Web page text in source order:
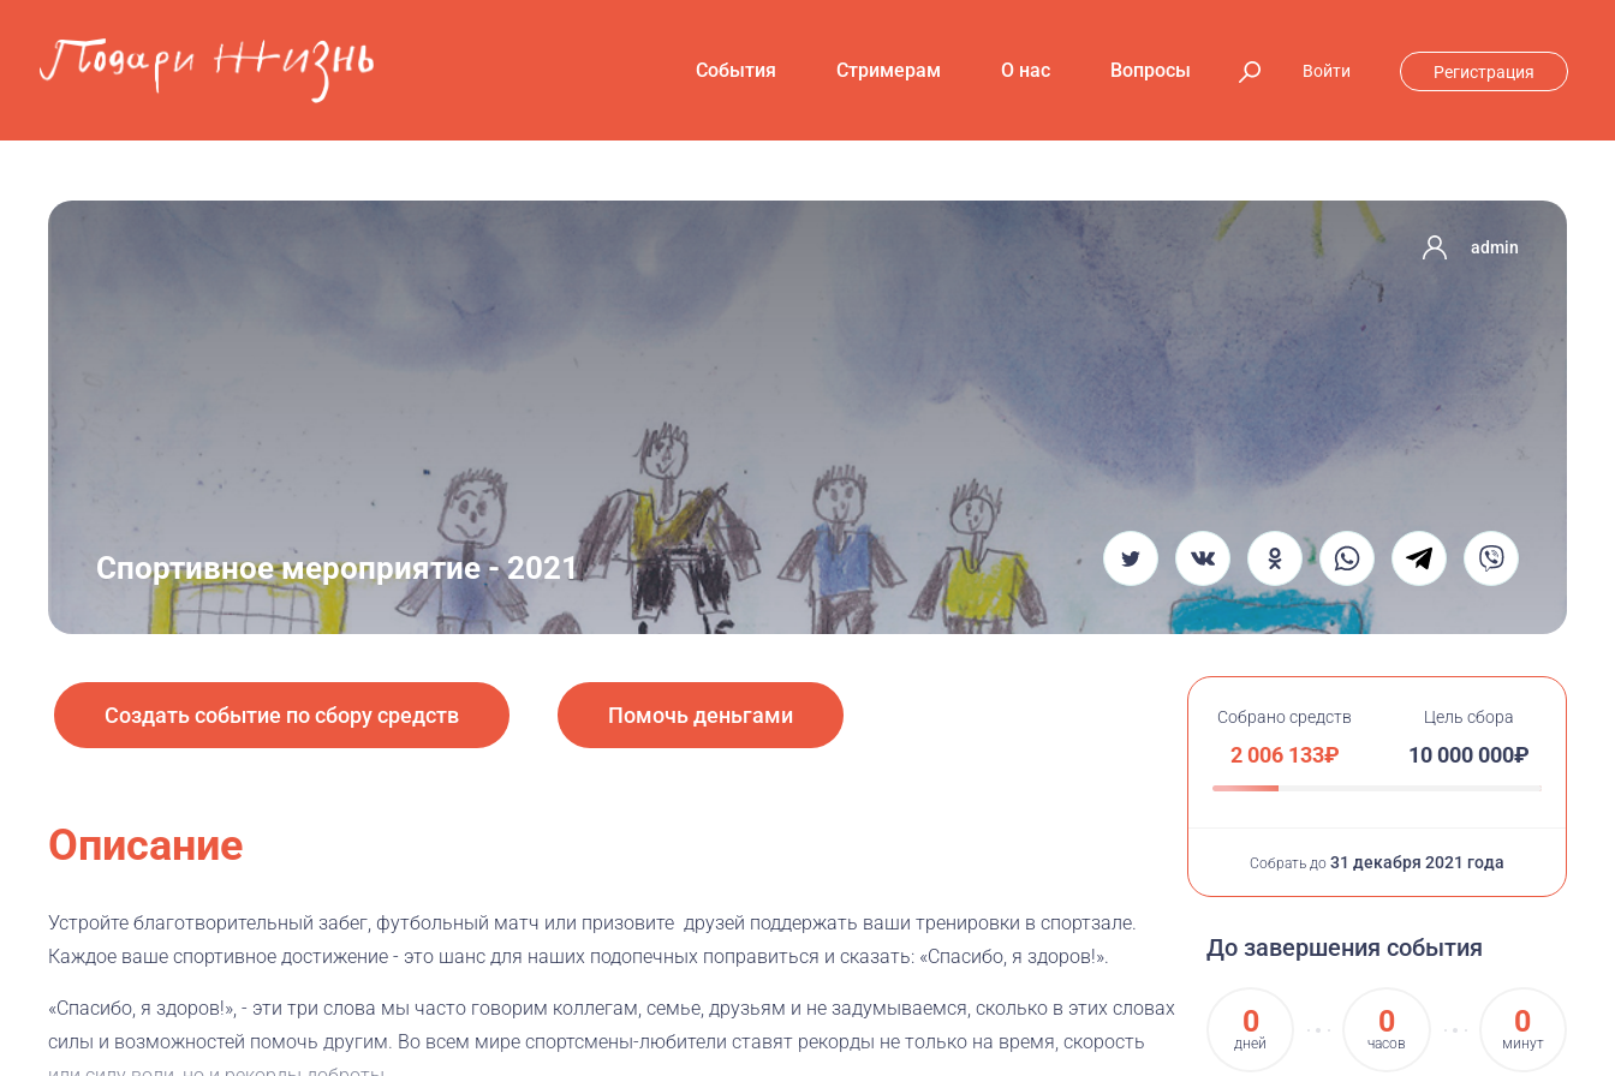
События Стримерам О нас Вопросы Войти Регистрация
admin
Cпортивное мероприятие - 2021
Создать событие по сбору средств Помочь деньгами
Описание
​Устройте благотворительный ​забег​, футбольный матч или​ призовите друзей поддержать ваши тренировки в спортзале. ​
Каждое ваше спортивное ​достижение - ​это шанс​ для наших подопечных​ поправиться и сказать​: «Спасибо, я здоров!».​
«Спасибо, я здоров!», - эти три слова мы ​часто говорим коллегам, семье, друзьям​ и не задумываемся, сколько в этих словах
силы​ и возможностей помочь другим. ​​Во всем мире спортсмены-любители ставят рекорды не только на время, скорость
Собрано средств
2 006 133₽
Цель сбора
10 000 000₽
Собрать до 31 декабря 2021 года
До завершения события
0
дней
0
часов
0
минут